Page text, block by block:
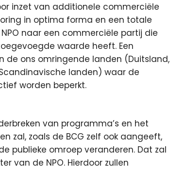
inzet van additionele commerciële
in optima forma en een totale
naar een commerciële partij die
waarde heeft. Een
de ons omringende landen (Duitsland,
Scandinavische landen) waar de
worden beperkt.
van programma’s en het
zal, zoals de BCG zelf ook aangeeft,
publieke omroep veranderen. Dat zal
van de NPO. Hierdoor zullen